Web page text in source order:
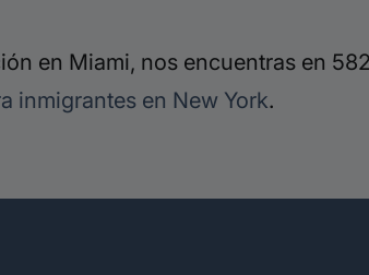
en Miami, nos encuentras en
inmigrantes en New York.